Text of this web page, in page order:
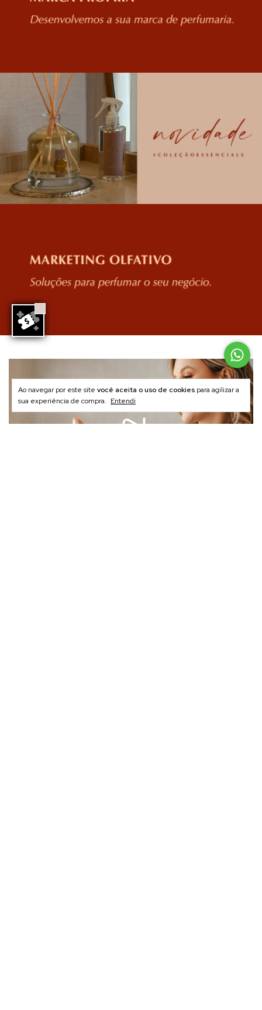
Ao navegar por este site você aceita o uso de cookies para agilizar a
sua experiência de compra. Entendi